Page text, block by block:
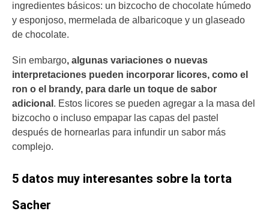
ingredientes básicos: un bizcocho de chocolate húmedo
y esponjoso, mermelada de albaricoque y un glaseado
de chocolate.
Sin embargo, algunas variaciones o nuevas
interpretaciones pueden incorporar licores, como el
ron o el brandy, para darle un toque de sabor
adicional . Estos licores se pueden agregar a la masa del
bizcocho o incluso empapar las capas del pastel
después de hornearlas para infundir un sabor más
complejo.
5 datos muy interesantes sobre la torta
Sacher